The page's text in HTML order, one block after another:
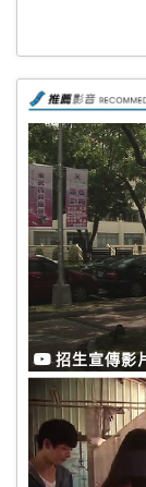
招生宣傳影